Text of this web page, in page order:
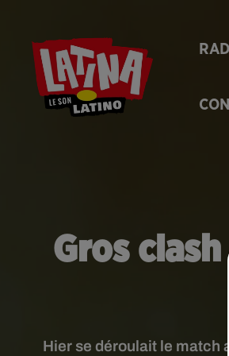
Gros
Hier se déroulait le match